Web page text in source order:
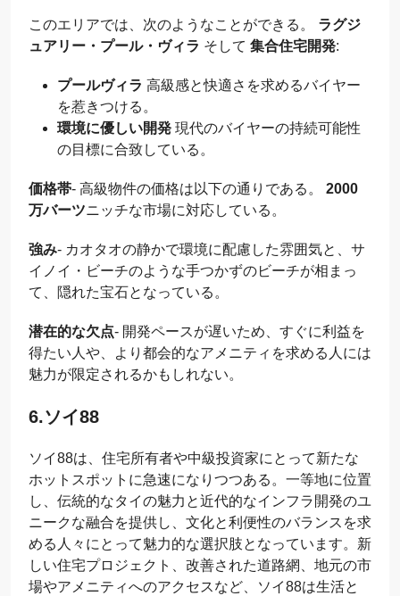
このエリアでは、次のようなことができる。 ラグジ
ュアリー・プール・ヴィラ そして 集合住宅開発:
プールヴィラ 高級感と快適さを求めるバイヤー
を惹きつける。
環境に優しい開発 現代のバイヤーの持続可能性
の目標に合致している。
価格帯- 高級物件の価格は以下の通りである。 2000
万バーツニッチな市場に対応している。
強み- カオタオの静かで環境に配慮した雰囲気と、サ
イノイ・ビーチのような手つかずのビーチが相まっ
て、隠れた宝石となっている。
潜在的な欠点- 開発ペースが遅いため、すぐに利益を
得たい人や、より都会的なアメニティを求める人には
魅力が限定されるかもしれない。
6.ソイ88
ソイ88は、住宅所有者や中級投資家にとって新たな
ホットスポットに急速になりつつある。一等地に位置
し、伝統的なタイの魅力と近代的なインフラ開発のユ
ニークな融合を提供し、文化と利便性のバランスを求
める人々にとって魅力的な選択肢となっています。新
しい住宅プロジェクト、改善された道路網、地元の市
場やアメニティへのアクセスなど、ソイ88は生活と